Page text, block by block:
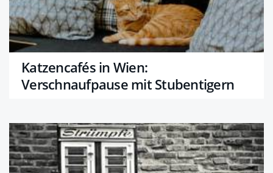
Katzencafés in Wien:
Verschnaufpause mit Stubentigern